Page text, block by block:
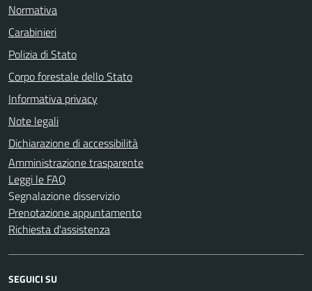
Normativa
Carabinieri
Polizia di Stato
Corpo forestale dello Stato
Informativa privacy
Note legali
Dichiarazione di accessibilità
Amministrazione trasparente
Leggi le FAQ
Segnalazione disservizio
Prenotazione appuntamento
Richiesta d'assistenza
SEGUICI SU